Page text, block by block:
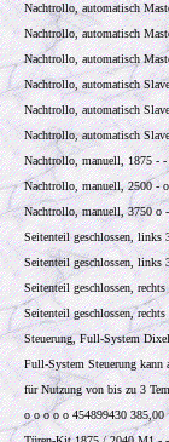
Nachtrollo, automatisch
Nachtrollo, automatisch
Nachtrollo, automatisch
Nachtrollo, automatisch
Nachtrollo, automatisch
Nachtrollo, automatisch
Nachtrollo, manuell, 1875 -
Nachtrollo, manuell, 2500 -
Nachtrollo, manuell, 3750 o
Seitenteil geschlossen,
Seitenteil geschlossen,
Seitenteil geschlossen,
Seitenteil geschlossen,
Steuerung, Full-System
Full-System Steuerung kann
für Nutzung von bis zu 3
o o o o o 454899430 385,00